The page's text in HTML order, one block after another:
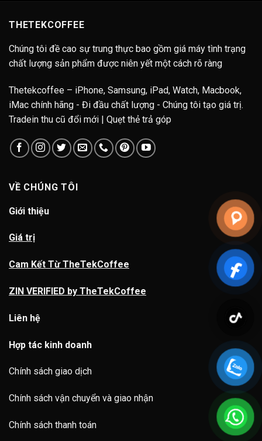
THETEKCOFFEE
Chúng tôi đề cao sự trung thực bao gồm giá máy tình trạng
chất lượng sản phẩm được niên yết một cách rõ ràng
Thetekcoffee – iPhone, Samsung, iPad, Watch, Macbook,
iMac chính hãng - Đi đầu chất lượng - Chúng tôi tạo giá trị.
Tradein thu cũ đổi mới | Quẹt thẻ trả góp
VỀ CHÚNG TÔI
Giới thiệu
Giá trị
Cam Kết Từ TheTekCoffee
ZIN VERIFIED by TheTekCoffee
Liên hệ
Hợp tác kinh doanh
Chính sách giao dịch
Chính sách vận chuyển và giao nhận
Chính sách thanh toán